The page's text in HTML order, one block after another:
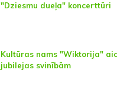
"Dziesmu dueļa" koncerttūri
Kultūras nams "Wiktorija"
jubilejas svinībām